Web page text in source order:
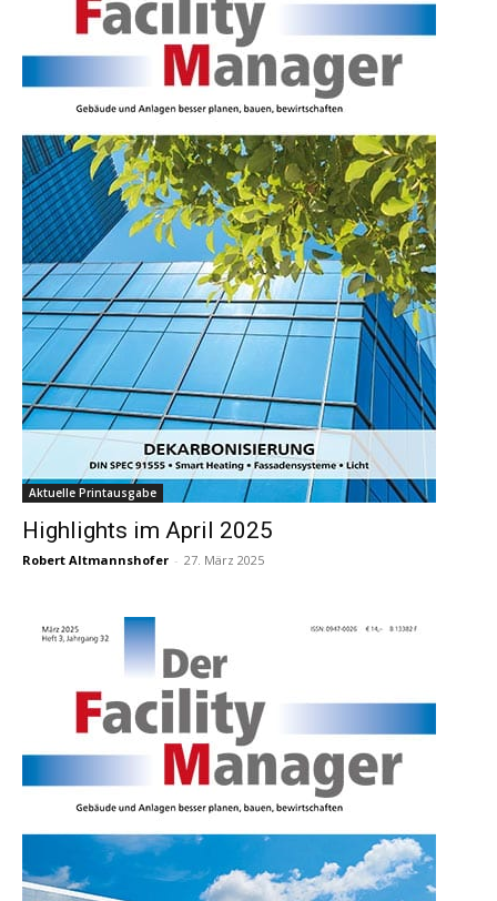
Aktuelle Printausgabe
Highlights im April 2025
Robert Altmannshofer - 27. März 2025